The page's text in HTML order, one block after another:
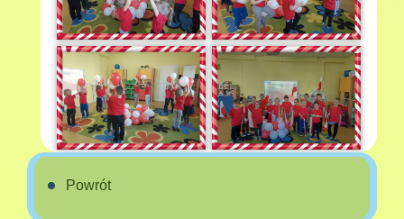
Powrót